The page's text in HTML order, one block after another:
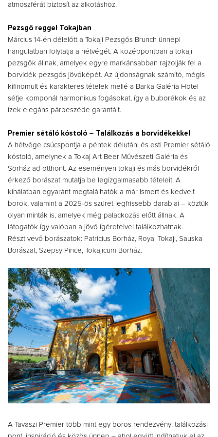
atmoszférát biztosít az alkotáshoz.
Pezsgő reggel Tokajban
Március 14-én délelőtt a Tokaji Pezsgős Brunch ünnepi
hangulatban folytatja a hétvégét. A középpontban a tokaji
pezsgők állnak, amelyek egyre markánsabban rajzolják fel a
borvidék pezsgős jövőképét. Az újdonságnak számító, mégis
kifinomult és karakteres tételek mellé a Barka Galéria Hotel
séfje komponál harmonikus fogásokat, így a buborékok és az
ízek elegáns párbeszéde garantált.
Premier sétáló kóstoló – Találkozás a borvidékekkel
A hétvége csúcspontja a péntek délutáni és esti Premier sétáló
kóstoló, amelynek a Tokaj Art Beer Művészeti Galéria és
Sörház ad otthont. Az eseményen tokaji és más borvidékről
érkező borászat mutatja be legizgalmasabb tételeit. A
kínálatban egyaránt megtalálhatók a már ismert és kedvelt
borok, valamint a 2025-ös szüret legfrissebb darabjai – köztük
olyan minták is, amelyek még palackozás előtt állnak. A
látogatók így valóban a jövő ígéreteivel találkozhatnak.
Részt vevő borászatok: Patricius Borház, Royal Tokaji, Sauska
Borászat, Szepsy Pince, Tokajicum Borház.
A Tavaszi Premier több mint egy boros rendezvény: találkozási